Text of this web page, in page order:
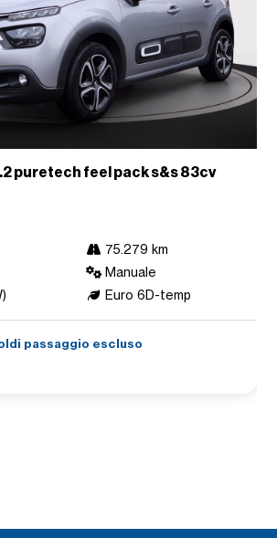
puretech feel pack s&s 83cv
75.279 km
Manuale
Euro 6D-temp
passaggio escluso